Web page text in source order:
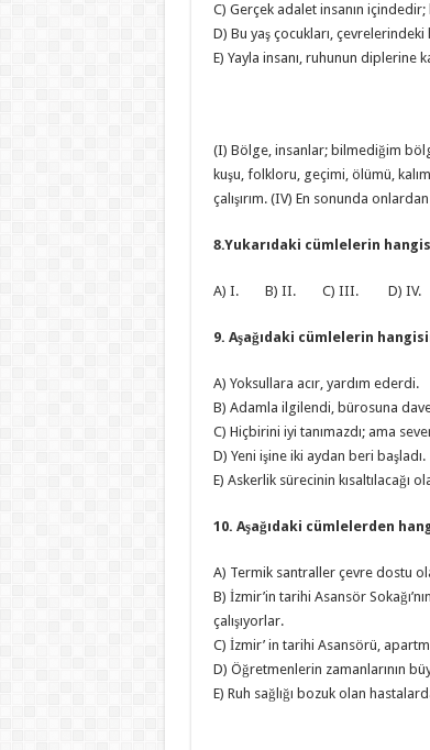
C) Gerçek adalet insanın
D) Bu yaş çocukları,
E) Yayla insanı, ruhunun diplerine
(I) Bölge, insanlar; bilmediğim
kuşu, folkloru, geçimi, ölümü,
çalışırım. (IV) En sonunda
8.Yukarıdaki cümlelerin
A) I. B) II. C) III. D) IV.
9. Aşağıdaki cümlelerin
A) Yoksullara acır, yardım ederdi.
B) Adamla ilgilendi, bürosuna
C) Hiçbirini iyi tanımazdı; ama
D) Yeni işine iki aydan beri başladı.
E) Askerlik sürecinin kısaltılacağı
10. Aşağıdaki cümlelerden
A) Termik santraller çevre dostu
B) İzmir’in tarihi Asansör
çalışıyorlar.
C) İzmir’ in tarihi Asansörü,
D) Öğretmenlerin zamanlarının
E) Ruh sağlığı bozuk olan